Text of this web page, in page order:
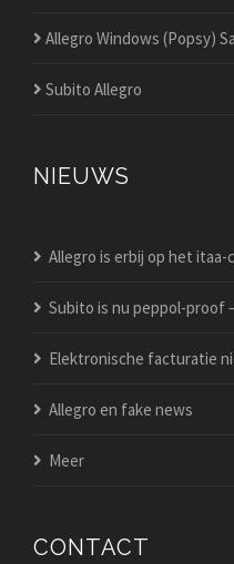
Allegro Windows (Popsy)
Subito Allegro
NIEUWS
Allegro is erbij op het itaa-
Subito is nu peppol-proof
Elektronische facturatie
Allegro en fake news
Meer
CONTACT